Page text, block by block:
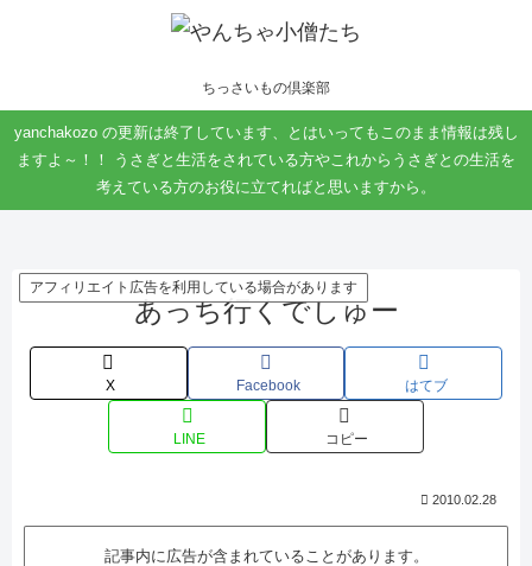
ちっさいもの倶楽部
yanchakozo の更新は終了しています、とはいってもこのまま情報は残し
ますよ～！！ うさぎと生活をされている方やこれからうさぎとの生活を
考えている方のお役に立てればと思いますから。
アフィリエイト広告を利用している場合があります
あっち行くでしゅー
X Facebook はてブ
LINE コピー
2010.02.28
記事内に広告が含まれていることがあります。